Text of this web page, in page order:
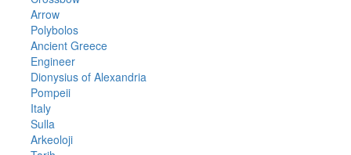
Arrow
Polybolos
Ancient Greece
Engineer
Dionysius of Alexandria
Pompeii
Italy
Sulla
Arkeoloji